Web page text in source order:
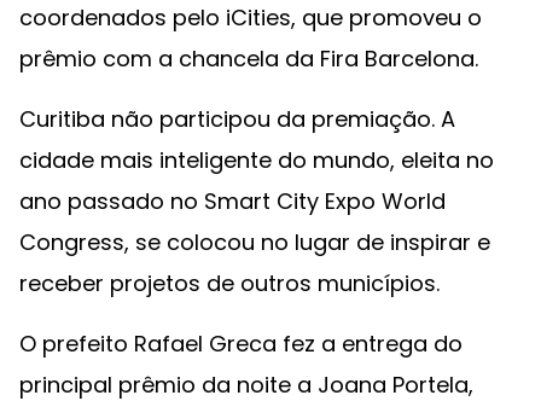
coordenados pelo iCities, que promoveu o
prêmio com a chancela da Fira Barcelona.
Curitiba não participou da premiação. A
cidade mais inteligente do mundo, eleita no
ano passado no Smart City Expo World
Congress, se colocou no lugar de inspirar e
receber projetos de outros municípios.
O prefeito Rafael Greca fez a entrega do
principal prêmio da noite a Joana Portela,